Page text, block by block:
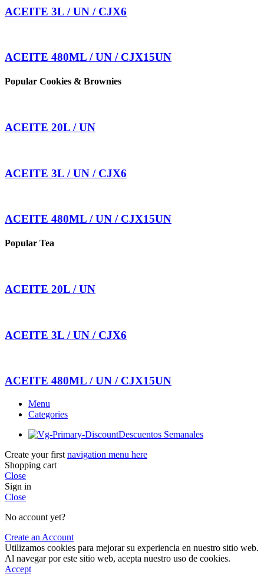
ACEITE 3L / UN / CJX6
ACEITE 480ML / UN / CJX15UN
Popular Cookies & Brownies
ACEITE 20L / UN
ACEITE 3L / UN / CJX6
ACEITE 480ML / UN / CJX15UN
Popular Tea
ACEITE 20L / UN
ACEITE 3L / UN / CJX6
ACEITE 480ML / UN / CJX15UN
Menu
Categories
Descuentos Semanales
Create your first navigation menu here
Shopping cart
Close
Sign in
Close
No account yet?
Create an Account
Utilizamos cookies para mejorar su experiencia en nuestro sitio web.
Al navegar por este sitio web, acepta nuestro uso de cookies.
Accept